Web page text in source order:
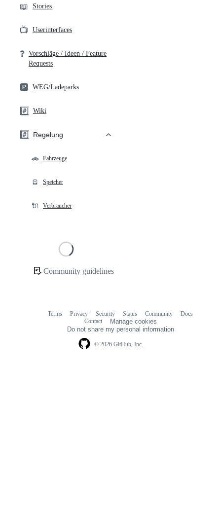
📖 Stories
📺 Userinterfaces
❓ Vorschläge / Ideen / Feature
Requests
🅿️ WEG/Ladeparks
#️⃣ Wiki
#️⃣ Regelung
🚗 Fahrzeuge
🪫 Speicher
🔌 Verbraucher
Community guidelines
© 2026 GitHub, Inc.
Terms Privacy Security Status Community
Docs
Contact
Manage cookies
Do not share my personal information